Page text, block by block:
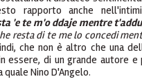
rapporto anche
'e te m'o ddaje mentre
resta di te me lo concedi
che non è altro che una
essere, di un grande autore e
Nino D'Angelo.